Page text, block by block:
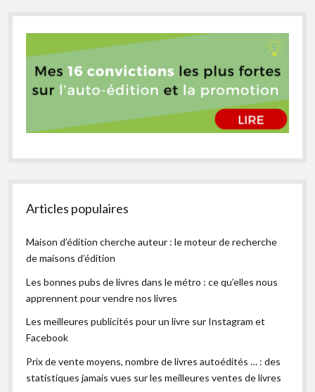
Articles populaires
Maison d’édition cherche auteur : le moteur de recherche
de maisons d’édition
Les bonnes pubs de livres dans le métro : ce qu’elles nous
apprennent pour vendre nos livres
Les meilleures publicités pour un livre sur Instagram et
Facebook
Prix de vente moyens, nombre de livres autoédités … : des
statistiques jamais vues sur les meilleures ventes de livres